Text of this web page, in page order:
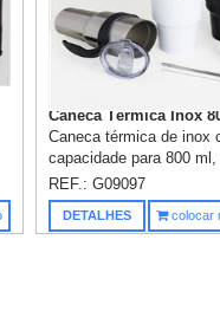
Caneca Térmica Inox
Caneca térmica de inox
capacidade para 800
duas tampas, sendo
com bocal, trava de
uma pequena tampa
REF.: G09097
DETALHES colocar